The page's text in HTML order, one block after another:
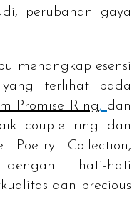
perubahan gaya
menangkap esensi
terlihat pada
Promise Ring, dan
couple ring dan
Collection,
hati-hati
dan precious